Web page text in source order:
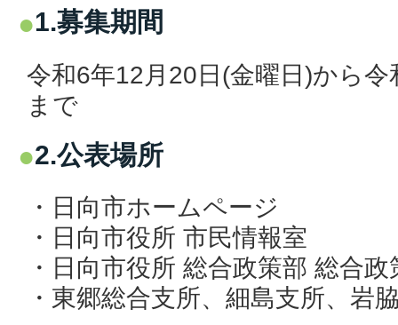
1.募集期間
令和6年12月20日(金曜日)から
まで
2.公表場所
・日向市ホームページ
・日向市役所 市民情報室
・日向市役所 総合政策部 総合政
・東郷総合支所、細島支所、岩